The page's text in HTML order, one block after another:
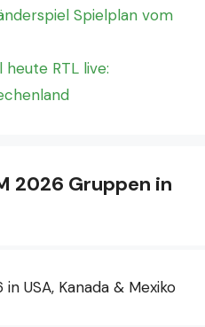
Spielplan vom
heute RTL live:
2026 Gruppen in